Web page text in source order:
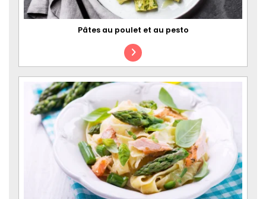
Pâtes au poulet et au pesto